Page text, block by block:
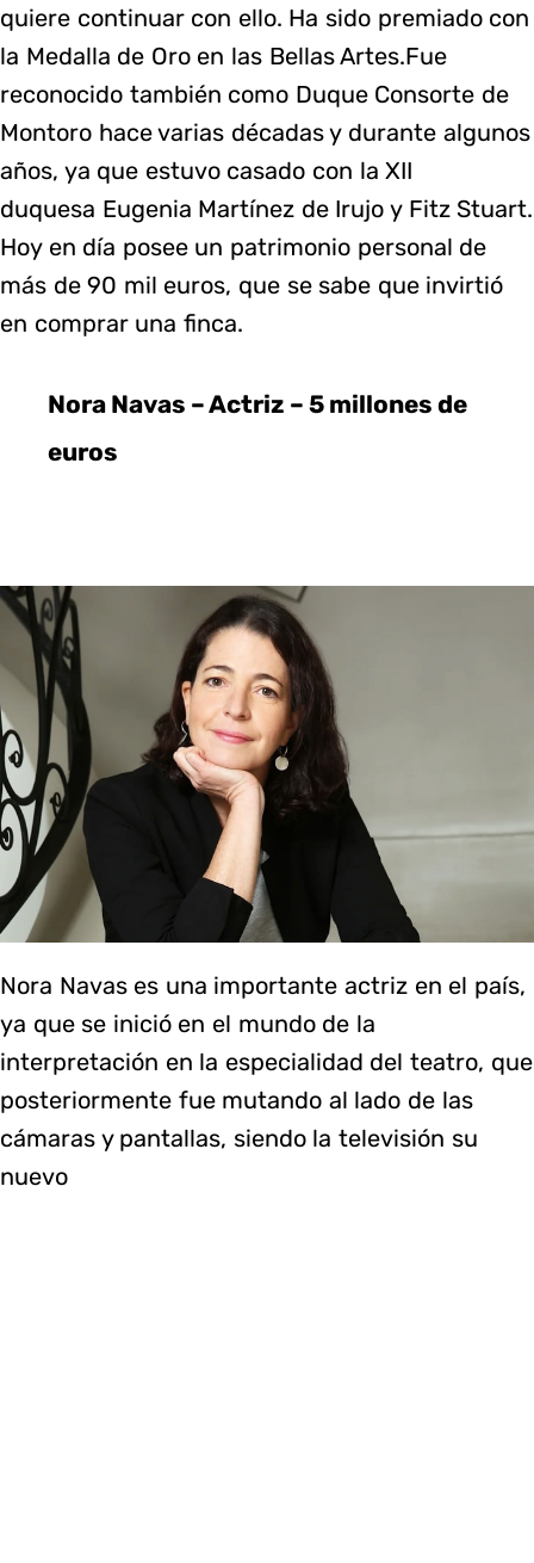
quiere continuar con ello. Ha sido premiado con
la Medalla de Oro en las Bellas Artes.Fue
reconocido también como Duque Consorte de
Montoro hace varias décadas y durante algunos
años, ya que estuvo casado con la XII
duquesa Eugenia Martínez de Irujo y Fitz Stuart.
Hoy en día posee un patrimonio personal de
más de 90 mil euros, que se sabe que invirtió
en comprar una finca.
Nora Navas – Actriz – 5 millones de
euros
Nora Navas es una importante actriz en el país,
ya que se inició en el mundo de la
interpretación en la especialidad del teatro, que
posteriormente fue mutando al lado de las
cámaras y pantallas, siendo la televisión su
nuevo